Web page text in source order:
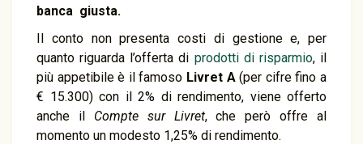
banca giusta.
Il conto non presenta costi di gestione e, per
quanto riguarda l’offerta di prodotti di risparmio, il
più appetibile è il famoso Livret A(per cifre fino a
€ 15.300) con il 2% di rendimento, viene offerto
anche il Compte sur Livret, che però offre al
momento un modesto 1,25% di rendimento.